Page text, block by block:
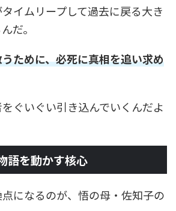
イムリープして過去に戻る大き
だ。
ために、必死に真相を追い求め
ぐいぐい引き込んでいくんだよ
語を動かす核心
になるのが、悟の母・佐知子の